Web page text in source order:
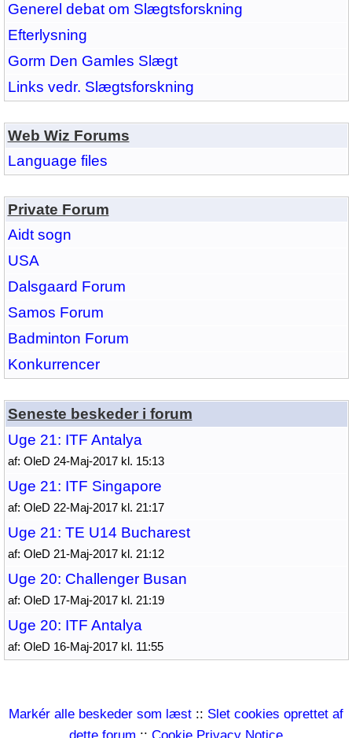
Generel debat om Slægtsforskning
Efterlysning
Gorm Den Gamles Slægt
Links vedr. Slægtsforskning
Web Wiz Forums
Language files
Private Forum
Aidt sogn
USA
Dalsgaard Forum
Samos Forum
Badminton Forum
Konkurrencer
Seneste beskeder i forum
Uge 21: ITF Antalya
af: OleD 24-Maj-2017 kl. 15:13
Uge 21: ITF Singapore
af: OleD 22-Maj-2017 kl. 21:17
Uge 21: TE U14 Bucharest
af: OleD 21-Maj-2017 kl. 21:12
Uge 20: Challenger Busan
af: OleD 17-Maj-2017 kl. 21:19
Uge 20: ITF Antalya
af: OleD 16-Maj-2017 kl. 11:55
Markér alle beskeder som læst :: Slet cookies oprettet af